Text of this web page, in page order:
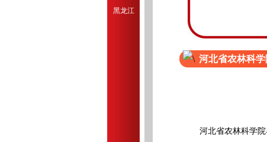
黑龙江
河北省农林科
河北省农林科学院旱